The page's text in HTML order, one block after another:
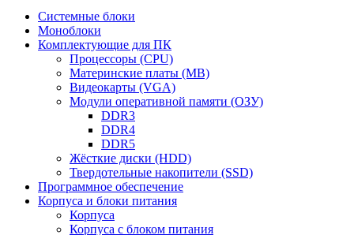
Системные блоки
Моноблоки
Комплектующие для ПК
Процессоры (CPU)
Материнские платы (MB)
Видеокарты (VGA)
Модули оперативной памяти (ОЗУ)
DDR3
DDR4
DDR5
Жёсткие диски (HDD)
Твердотельные накопители (SSD)
Программное обеспечение
Корпуса и блоки питания
Корпуса
Корпуса с блоком питания